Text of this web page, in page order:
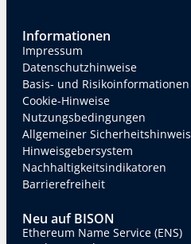
Informationen
Impressum
Datenschutzhinweise
Basis- und Risikoinformationen
Cookie-Hinweise
Nutzungsbedingungen
Allgemeiner Sicherheitshinweis
Hinweisgebersystem
Nachhaltigkeitsindikatoren
Barrierefreiheit
Neu auf BISON
Ethereum Name Service (ENS)